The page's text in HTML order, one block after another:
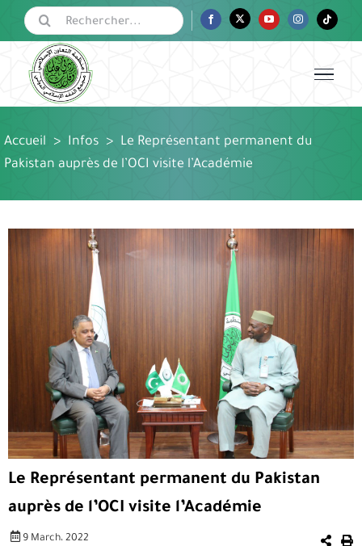
Passer
contenu
Rechercher:
FacebookTwitter YouTubeInstagramTiktok
Accueil > Infos > Le Représentant permanent du
Pakistan auprès de l’OCI visite l’Académie
Le Représentant permanent du Pakistan
auprès de l’OCI visite l’Académie
9 March، 2022